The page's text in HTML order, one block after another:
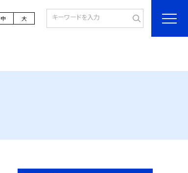
中 大